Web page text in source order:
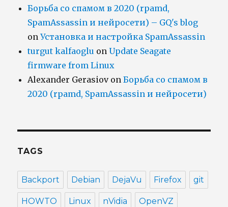
Борьба со спамом в 2020 (rpamd,
SpamAssassin и нейросети) – GQ's blog
onУстановка и настройка SpamAssassin
turgut kalfaoglu onUpdate Seagate
firmware from Linux
Alexander GerasiovonБорьба со спамом в
2020 (rpamd, SpamAssassin и нейросети)
TAGS
Backport Debian DejaVu Firefox git
HOWTO Linux nVidia OpenVZ